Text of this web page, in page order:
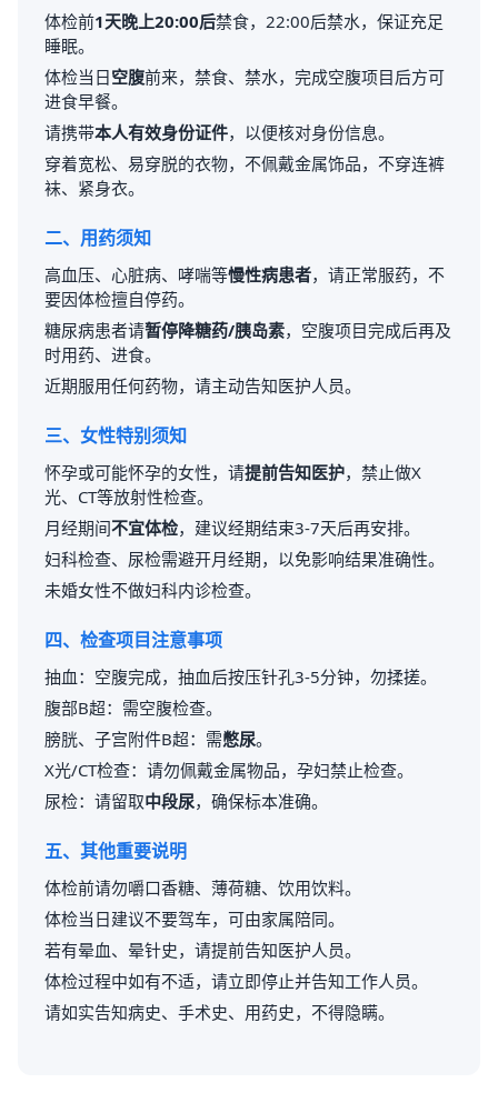
体检前1天晚上20:00后禁食，22:00后禁水，保证充足
睡眠。
体检当日空腹前来，禁食、禁水，完成空腹项目后方可
进食早餐。
请携带本人有效身份证件，以便核对身份信息。
穿着宽松、易穿脱的衣物，不佩戴金属饰品，不穿连裤
袜、紧身衣。
二、用药须知
高血压、心脏病、哮喘等慢性病患者，请正常服药，不
要因体检擅自停药。
糖尿病患者请暂停降糖药/胰岛素，空腹项目完成后再及
时用药、进食。
近期服用任何药物，请主动告知医护人员。
三、女性特别须知
怀孕或可能怀孕的女性，请提前告知医护，禁止做X
光、CT等放射性检查。
月经期间不宜体检，建议经期结束3-7天后再安排。
妇科检查、尿检需避开月经期，以免影响结果准确性。
未婚女性不做妇科内诊检查。
四、检查项目注意事项
抽血：空腹完成，抽血后按压针孔3-5分钟，勿揉搓。
腹部B超：需空腹检查。
膀胱、子宫附件B超：需憋尿。
X光/CT检查：请勿佩戴金属物品，孕妇禁止检查。
尿检：请留取中段尿，确保标本准确。
五、其他重要说明
体检前请勿嚼口香糖、薄荷糖、饮用饮料。
体检当日建议不要驾车，可由家属陪同。
若有晕血、晕针史，请提前告知医护人员。
体检过程中如有不适，请立即停止并告知工作人员。
请如实告知病史、手术史、用药史，不得隐瞒。